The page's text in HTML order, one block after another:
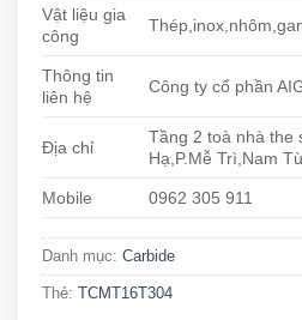
Vật liệu gia
công
Thông tin
liên hệ
Công ty cổ phần
Địa chỉ
Tầng 2 toà nhà the
Hạ,P.Mễ Trì,Nam
Mobile 0962 305 911
Danh mục: Carbide
Thẻ: TCMT16T304